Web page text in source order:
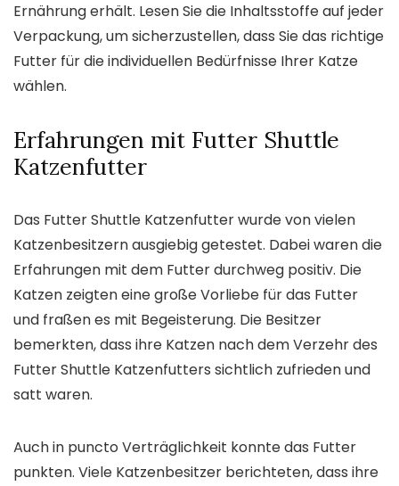
Ernährung erhält. Lesen Sie die Inhaltsstoffe auf jeder
Verpackung, um sicherzustellen, dass Sie das richtige
Futter für die individuellen Bedürfnisse Ihrer Katze
wählen.
Erfahrungen mit Futter Shuttle
Katzenfutter
Das Futter Shuttle Katzenfutter wurde von vielen
Katzenbesitzern ausgiebig getestet. Dabei waren die
Erfahrungen mit dem Futter durchweg positiv. Die
Katzen zeigten eine große Vorliebe für das Futter
und fraßen es mit Begeisterung. Die Besitzer
bemerkten, dass ihre Katzen nach dem Verzehr des
Futter Shuttle Katzenfutters sichtlich zufrieden und
satt waren.
Auch in puncto Verträglichkeit konnte das Futter
punkten. Viele Katzenbesitzer berichteten, dass ihre